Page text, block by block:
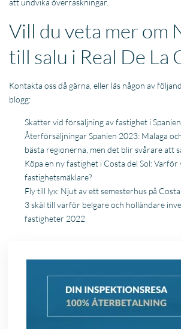
Vill du veta mer om
till salu i Real De La
Kontakta oss då gärna, eller läs någon av
blogg:
Skatter vid försäljning av fastighet i Spanien
Återförsäljningar Spanien 2023: Malaga
bästa regionerna, men det blir svårare att
Köpa en ny fastighet i Costa del Sol: Varför
fastighetsmäklare?
Fly till lyx: Njut av ett semesterhus på
3 skäl till varför belgare och holländare
fastigheter 2022